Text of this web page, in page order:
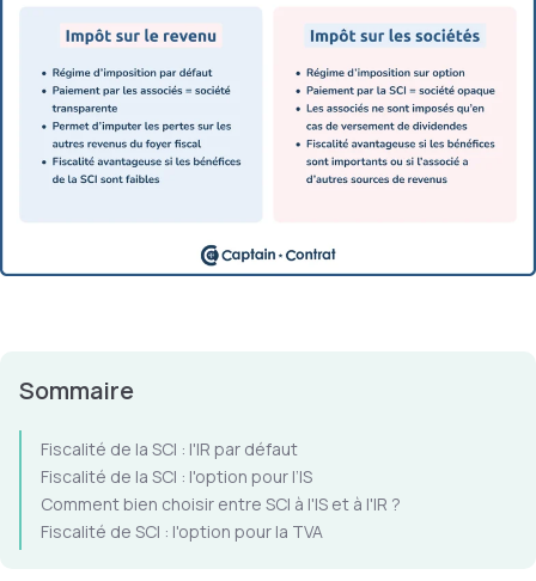
Sommaire
Fiscalité de la SCI : l'IR par défaut
Fiscalité de la SCI : l'option pour l’IS
Comment bien choisir entre SCI à l'IS et à l'IR ?
Fiscalité de SCI : l'option pour la TVA